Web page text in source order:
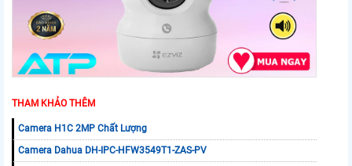
THAM KHẢO THÊM
Camera H1C 2MP Chất Lượng
Camera Dahua DH-IPC-HFW3549T1-ZAS-PV